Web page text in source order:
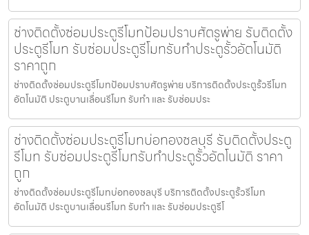
ช่างติดตั้งซ่อมประตูรีโมทป้อมปราบศัตรูพ่าย รับติดตั้ง
ประตูรีโมท รับซ่อมประตูรีโมทรับทำประตูรั้วอัตโนมัติ
ราคาถูก
ช่างติดตั้งซ่อมประตูรีโมทป้อมปราบศัตรูพ่าย บริการติดตั้งประตูรั้วรีโมท
อัตโนมัติ ประตูบานเลื่อนรีโมท รับทำ และ รับซ่อมประ
ช่างติดตั้งซ่อมประตูรีโมทบ่อทองชลบุรี รับติดตั้งประตู
รีโมท รับซ่อมประตูรีโมทรับทำประตูรั้วอัตโนมัติ ราคา
ถูก
ช่างติดตั้งซ่อมประตูรีโมทบ่อทองชลบุรี บริการติดตั้งประตูรั้วรีโมท
อัตโนมัติ ประตูบานเลื่อนรีโมท รับทำ และ รับซ่อมประตูรีโ